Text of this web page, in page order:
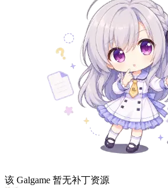
该 Galgame 暂无补丁资源